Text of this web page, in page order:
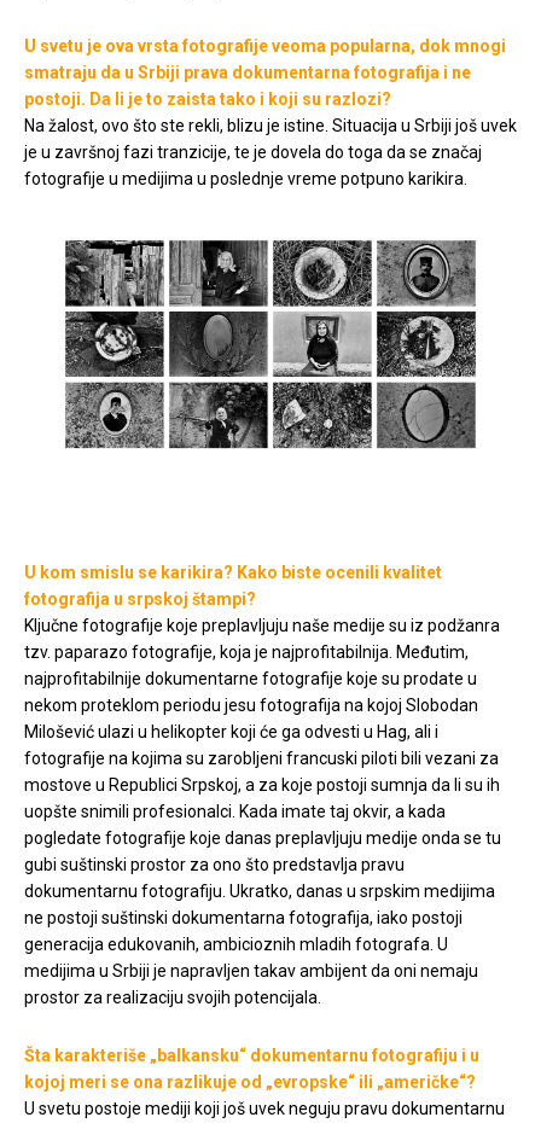
U svetu je ova vrsta fotografije veoma popularna, dok mnogi
smatraju da u Srbiji prava dokumentarna fotografija i ne
postoji. Da li je to zaista tako i koji su razlozi?
Na žalost, ovo što ste rekli, blizu je istine. Situacija u Srbiji još uvek
je u završnoj fazi tranzicije, te je dovela do toga da se značaj
fotografije u medijima u poslednje vreme potpuno karikira.
U kom smislu se karikira? Kako biste ocenili kvalitet
fotografija u srpskoj štampi?
Ključne fotografije koje preplavljuju naše medije su iz podžanra
tzv. paparazo fotografije, koja je najprofitabilnija. Međutim,
najprofitabilnije dokumentarne fotografije koje su prodate u
nekom proteklom periodu jesu fotografija na kojoj Slobodan
Milošević ulazi u helikopter koji će ga odvesti u Hag, ali i
fotografije na kojima su zarobljeni francuski piloti bili vezani za
mostove u Republici Srpskoj, a za koje postoji sumnja da li su ih
uopšte snimili profesionalci. Kada imate taj okvir, a kada
pogledate fotografije koje danas preplavljuju medije onda se tu
gubi suštinski prostor za ono što predstavlja pravu
dokumentarnu fotografiju. Ukratko, danas u srpskim medijima
ne postoji suštinski dokumentarna fotografija, iako postoji
generacija edukovanih, ambicioznih mladih fotografa. U
medijima u Srbiji je napravljen takav ambijent da oni nemaju
prostor za realizaciju svojih potencijala.
Šta karakteriše „balkansku“ dokumentarnu fotografiju i u
kojoj meri se ona razlikuje od „evropske“ ili „američke“?
U svetu postoje mediji koji još uvek neguju pravu dokumentarnu